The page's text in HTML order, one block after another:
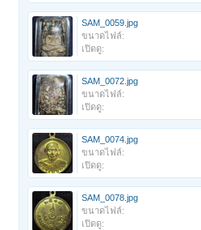
SAM_0059.jpg
ขนาดไฟล์:
เปิดดู:
SAM_0072.jpg
ขนาดไฟล์:
เปิดดู:
SAM_0074.jpg
ขนาดไฟล์:
เปิดดู:
SAM_0078.jpg
ขนาดไฟล์:
เปิดดู: